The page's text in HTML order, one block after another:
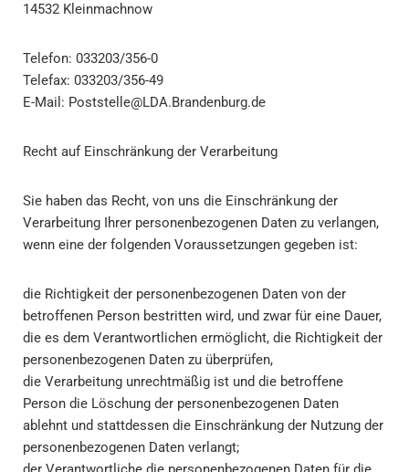
14532 Kleinmachnow
Telefon: 033203/356-0
Telefax: 033203/356-49
E-Mail: Poststelle@LDA.Brandenburg.de
Recht auf Einschränkung der Verarbeitung
Sie haben das Recht, von uns die Einschränkung der
Verarbeitung Ihrer personenbezogenen Daten zu verlangen,
wenn eine der folgenden Voraussetzungen gegeben ist:
die Richtigkeit der personenbezogenen Daten von der
betroffenen Person bestritten wird, und zwar für eine Dauer,
die es dem Verantwortlichen ermöglicht, die Richtigkeit der
personenbezogenen Daten zu überprüfen,
die Verarbeitung unrechtmäßig ist und die betroffene
Person die Löschung der personenbezogenen Daten
ablehnt und stattdessen die Einschränkung der Nutzung der
personenbezogenen Daten verlangt;